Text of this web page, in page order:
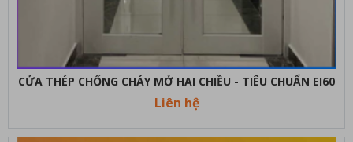
CỬA THÉP CHỐNG CHÁY MỞ HAI CHIỀU - TIÊU CHUẨN EI60
Liên hệ